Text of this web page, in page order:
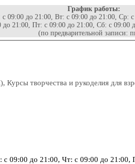
График работы:
09:00 до 21:00, Вт: с 09:00 до 21:00, Ср:
до 21:00, Пт: с 09:00 до 21:00, Сб: с 09:00
(по предварительной записи:
творчества и рукоделия для
09:00 до 21:00, Чт: с 09:00 до